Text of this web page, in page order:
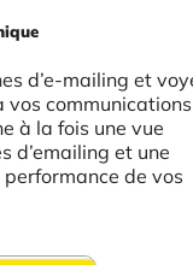
d’e-mailing et
à la fois une vue
d’emailing et une
de vos